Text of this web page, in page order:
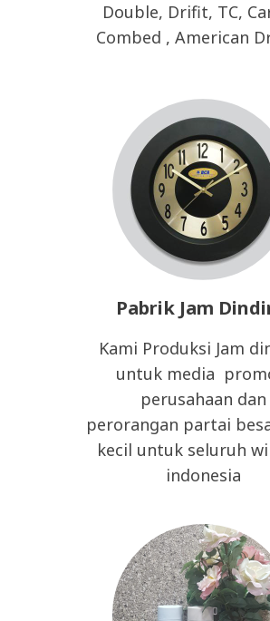
Double, Drifit, TC,
Combed , American
Pabrik Jam
Kami Produksi Jam
untuk media
perusahaan dan
perorangan partai
kecil untuk seluruh
indonesia